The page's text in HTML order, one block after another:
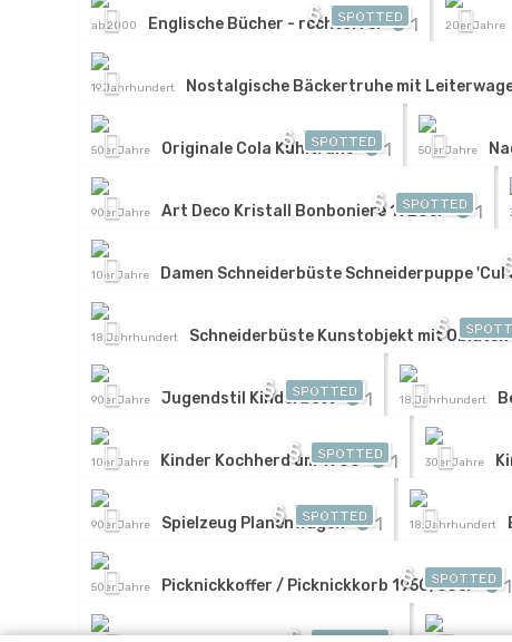
§ SPOTTED
ab 2000 Englische Bücher - rechtefrei 1 20er Jahre
19.Jahrhundert Nostalgische Bäckertruhe mit
§ SPOTTED
50er Jahre Originale Cola Kühltruhe 1 50er Jahre
§ SPOTTED
90er Jahre Art Deco Kristall Bonboniere 1920er 1
10er Jahre Damen Schneiderbüste Schneiderpuppe 'Cul
§
18.Jahrhundert Schneiderbüste Kunstobjekt mit Oblaten
§ SPOTTED
90er Jahre Jugendstil Kinderbett 1 18.Jahrhundert
§ SPOTTED
10er Jahre Kinder Kochherd um 1900 1 30er Jahre
§ SPOTTED
90er Jahre Spielzeug Planenwagen 1 18.Jahrhundert
§ SPOTTED
50er Jahre Picknickkoffer / Picknickkorb 1950/60er 1